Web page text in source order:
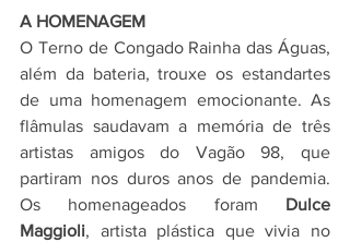
A HOMENAGEM
O Terno de Congado Rainha das Águas,
além da bateria, trouxe os estandartes
de uma homenagem emocionante. As
flâmulas saudavam a memória de três
artistas amigos do Vagão 98, que
partiram nos duros anos de pandemia.
Os homenageados foram Dulce
Maggioli, artista plástica que vivia no